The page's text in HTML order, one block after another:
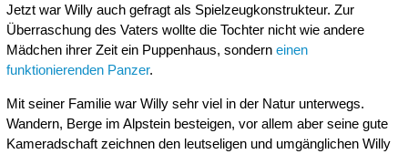
Jetzt war Willy auch gefragt als Spielzeugkonstrukteur. Zur
Überraschung des Vaters wollte die Tochter nicht wie andere
Mädchen ihrer Zeit ein Puppenhaus, sondern einen
funktionierenden Panzer.
Mit seiner Familie war Willy sehr viel in der Natur unterwegs.
Wandern, Berge im Alpstein besteigen, vor allem aber seine gute
Kameradschaft zeichnen den leutseligen und umgänglichen Willy